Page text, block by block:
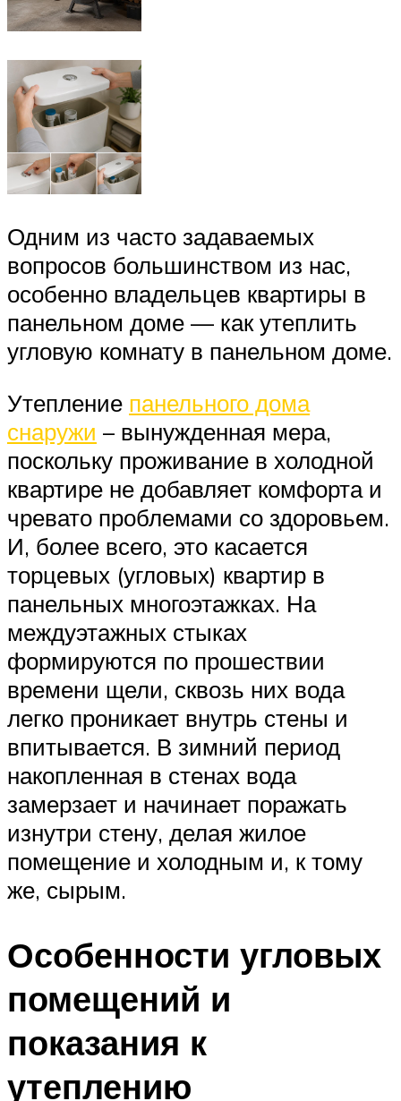
Одним из часто задаваемых
вопросов большинством из нас,
особенно владельцев квартиры в
панельном доме — как утеплить
угловую комнату в панельном доме.
Утепление панельного дома
снаружи – вынужденная мера,
поскольку проживание в холодной
квартире не добавляет комфорта и
чревато проблемами со здоровьем.
И, более всего, это касается
торцевых (угловых) квартир в
панельных многоэтажках. На
междуэтажных стыках
формируются по прошествии
времени щели, сквозь них вода
легко проникает внутрь стены и
впитывается. В зимний период
накопленная в стенах вода
замерзает и начинает поражать
изнутри стену, делая жилое
помещение и холодным и, к тому
же, сырым.
Особенности угловых
помещений и
показания к
утеплению